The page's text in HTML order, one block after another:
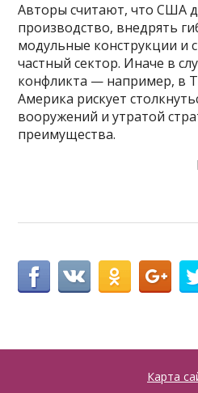
Авторы считают, что США
производство, внедрять
модульные конструкции и
частный сектор. Иначе в
конфликта — например, в
Америка рискует
вооружений и утратой
преимущества.
Карта